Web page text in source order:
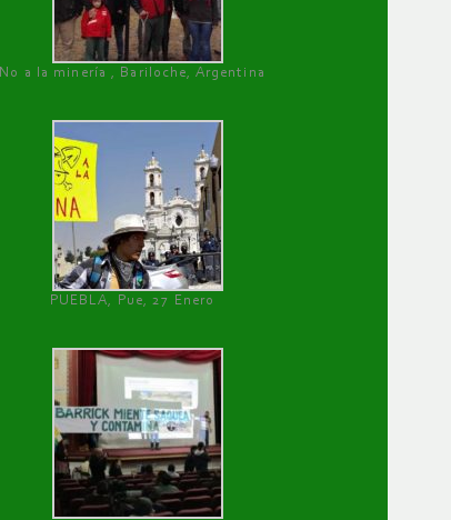
No a la minería , Bariloche, Argentina
PUEBLA, Pue, 27 Enero